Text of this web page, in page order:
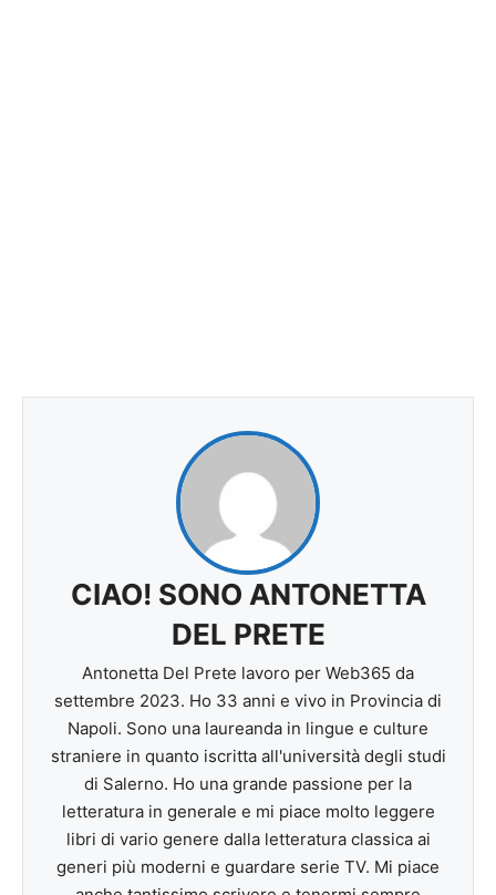
CIAO! SONO ANTONETTA
DEL PRETE
Antonetta Del Prete lavoro per Web365 da
settembre 2023. Ho 33 anni e vivo in Provincia di
Napoli. Sono una laureanda in lingue e culture
straniere in quanto iscritta all'università degli studi
di Salerno. Ho una grande passione per la
letteratura in generale e mi piace molto leggere
libri di vario genere dalla letteratura classica ai
generi più moderni e guardare serie TV. Mi piace